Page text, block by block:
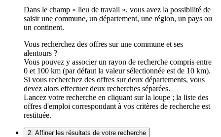
Dans le champ « lieu de travail », vous avez la possibilité de
saisir une commune, un département, une région, un pays ou
un continent.
Vous recherchez des offres sur une commune et ses
alentours ?
Vous pouvez y associer un rayon de recherche compris entre
0 et 100 km (par défaut la valeur sélectionnée est de 10 km).
Si vous recherchez des offres sur deux départements, vous
devez alors effectuer deux recherches séparées.
Lancez votre recherche en cliquant sur la loupe ; la liste des
offres d'emploi correspondant à vos critères de recherche est
restituée.
2. Affiner les résultats de votre recherche